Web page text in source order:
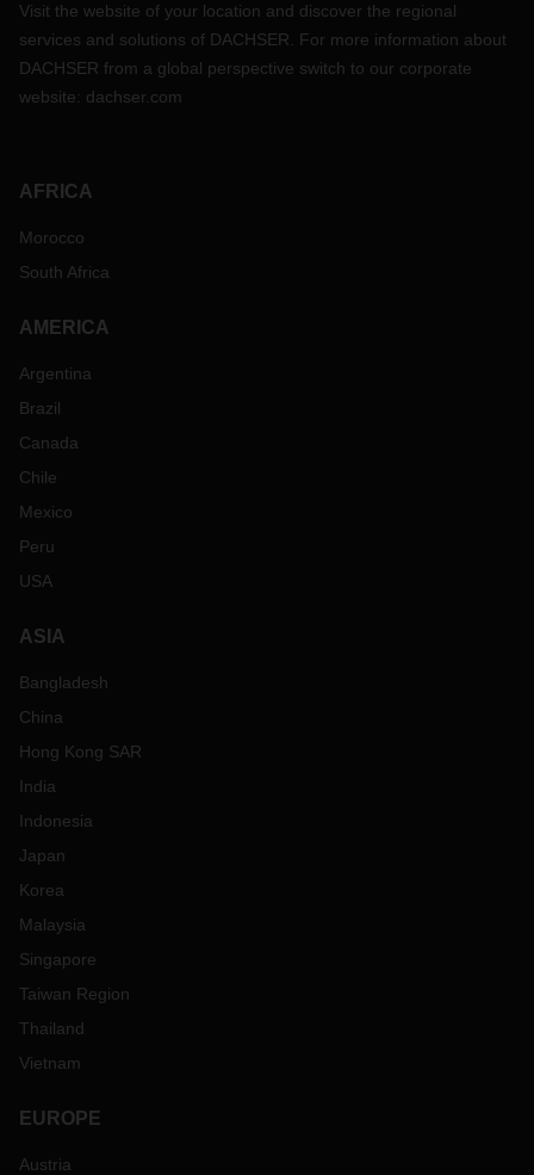
Visit the website of your location and discover the regional
services and solutions of DACHSER. For more information about
DACHSER from a global perspective switch to our corporate
website: dachser.com
AFRICA
Morocco
South Africa
AMERICA
Argentina
Brazil
Canada
Chile
Mexico
Peru
USA
ASIA
Bangladesh
China
Hong Kong SAR
India
Indonesia
Japan
Korea
Malaysia
Singapore
Taiwan Region
Thailand
Vietnam
EUROPE
Austria